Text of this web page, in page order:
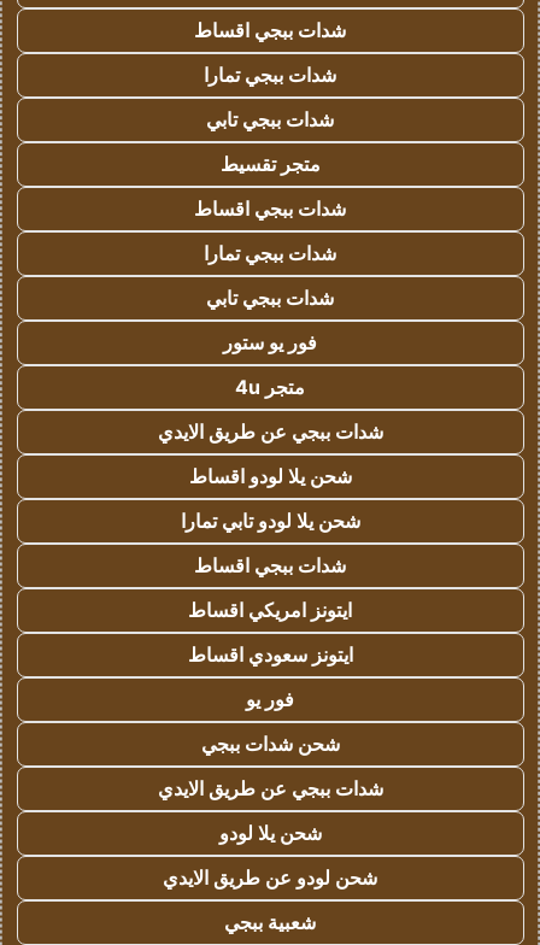
شدات ببجي اقساط
شدات ببجي تمارا
شدات ببجي تابي
متجر تقسيط
شدات ببجي اقساط
شدات ببجي تمارا
شدات ببجي تابي
فور يو ستور
متجر 4u
شدات ببجي عن طريق الايدي
شحن يلا لودو اقساط
شحن يلا لودو تابي تمارا
شدات ببجي اقساط
ايتونز امريكي اقساط
ايتونز سعودي اقساط
فور يو
شحن شدات ببجي
شدات ببجي عن طريق الايدي
شحن يلا لودو
شحن لودو عن طريق الايدي
شعبية ببجي